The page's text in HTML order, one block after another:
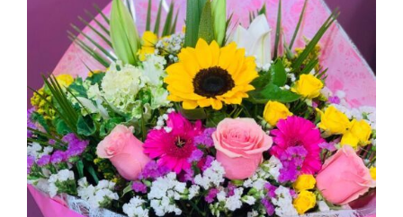
AÑADIR AL CARRITO
/
DETALLES